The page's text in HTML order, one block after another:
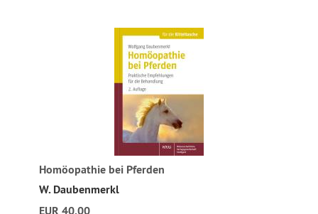
Homöopathie bei Pferden
W. Daubenmerkl
EUR 40,00